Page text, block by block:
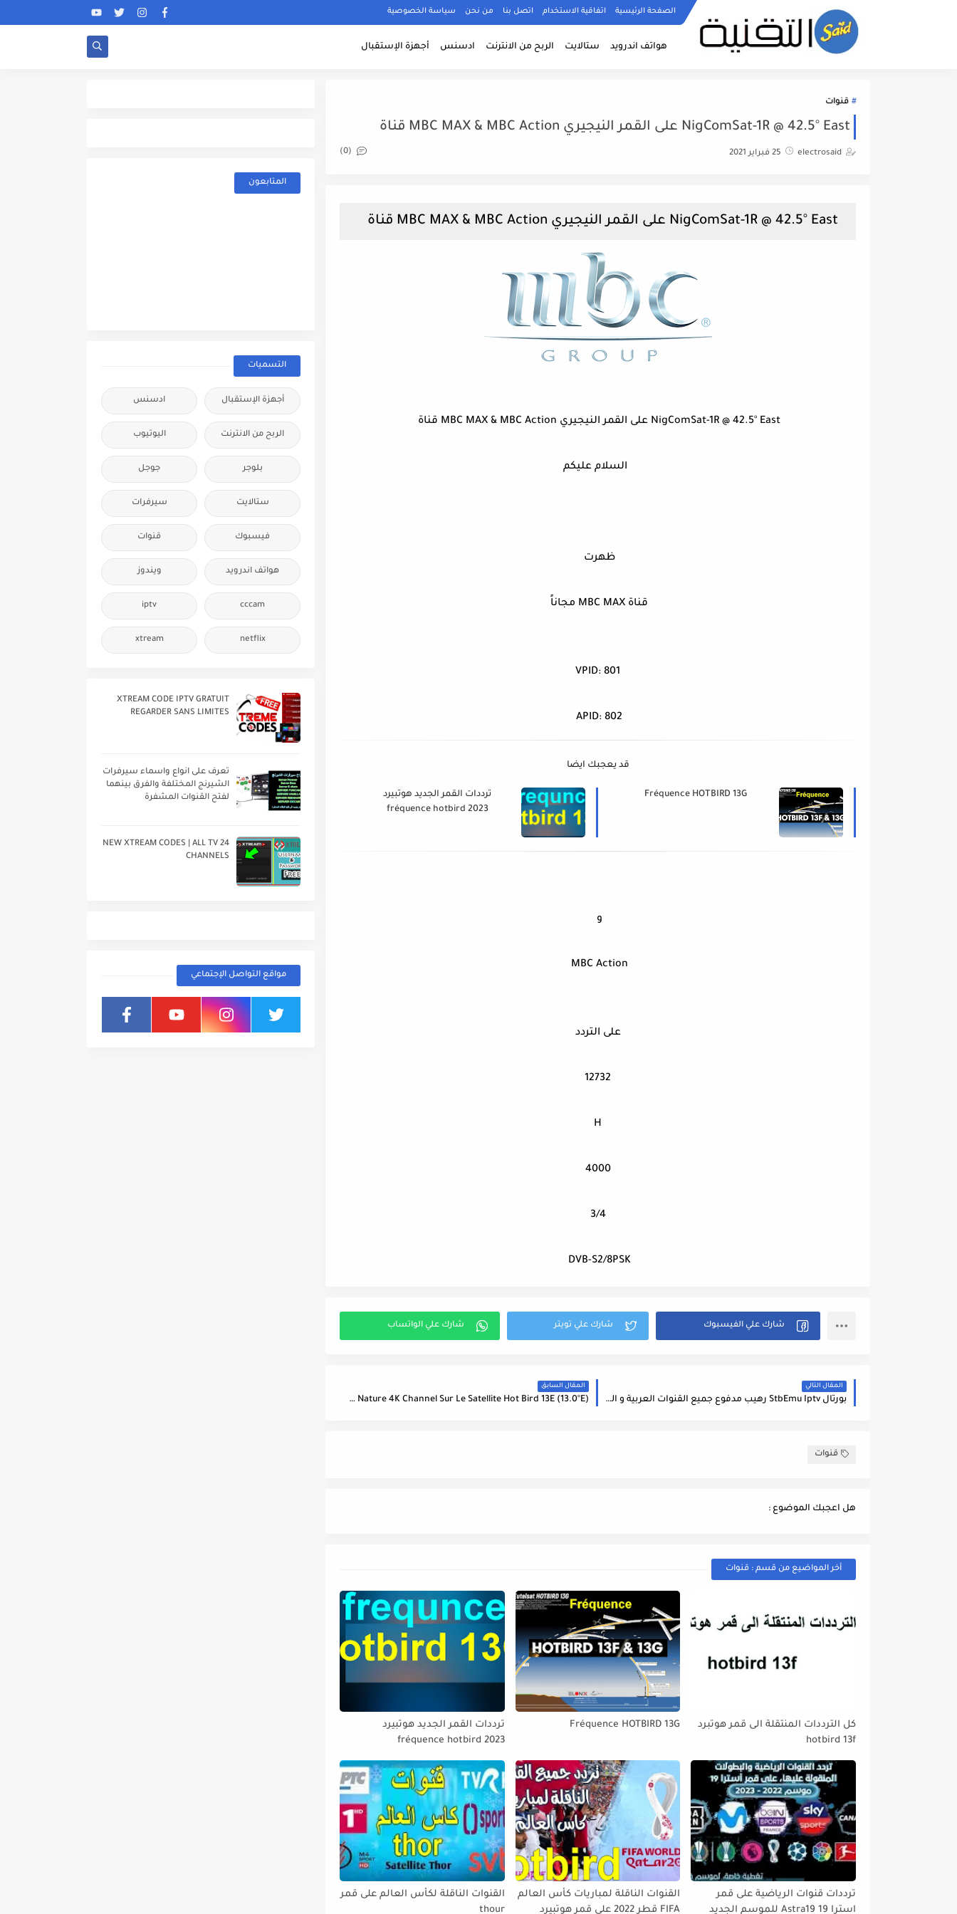
الصفحة الرئيسية اتفاقية الاستخدام اتصل بنا من نحن سياسة الخصوصية
هواتف اندرويد ستالايت الربح من الانترنت ادسنس أجهزة الإستقبال
قنوات
NigComSat-1R @ 42.5° East على القمر النيجيري MBC MAX & MBC Action قناة
electrosaid 25 فبراير 2021 (0)
NigComSat-1R @ 42.5° East على القمر النيجيري MBC MAX & MBC Action قناة
السلام عليكم
ظهرت
قناة MBC MAX مجاناً
VPID: 801
APID: 802
قد يعجبك ايضا
Fréquence HOTBIRD 13G
ترددات القمر الجديد هوتبيرد
fréquence hotbird 2023
و
MBC Action
على التردد
12732
H
4000
3/4
DVB-S2/8PSK
المقال التالي
بورتال StbEmu Iptv رهيب مدفوع جميع القنوات العربية و العالمية بدون تقطيع mac adresse
المقال السابق
Fréquence Love Nature 4K Channel Sur Le Satellite Hot Bird 13E (13.0°E) - تردد قناة
قنوات
هل اعجبك الموضوع :
أخر المواضيع من قسم : قنوات
كل الترددات المنتقلة الى قمر هوتبرد
hotbird 13f
Fréquence HOTBIRD 13G
ترددات القمر الجديد هوتبيرد
fréquence hotbird 2023
ترددات قنوات الرياضية على قمر
استرا 19 Astra19 للموسم الجديد
القنوات الناقلة لمباريات كأس العالم
FIFA قطر 2022 على قمر هوتبيرد
القنوات الناقلة لكأس العالم على قمر
thour
المتابعون
التسميات
أجهزة الإستقبال ادسنس
الربح من الانترنت اليوتيوب
بلوجر جوجل
ستالايت سيرفرات
فيسبوك قنوات
هواتف اندرويد ويندوز
cccam
iptv
netflix
xtream
XTREAM CODE IPTV GRATUIT
REGARDER SANS LIMITES
تعرف على انواع واسماء سيرفرات
الشيرنج المختلفة والفرق بينهما
لفتح القنوات المشفرة
24 NEW XTREAM CODES | ALL TV
CHANNELS
مواقع التواصل الإجتماعي